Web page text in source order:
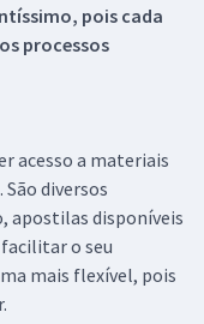
pois cada
processos
acesso a materiais
diversos
apostilas disponíveis
o seu
mais flexível, pois